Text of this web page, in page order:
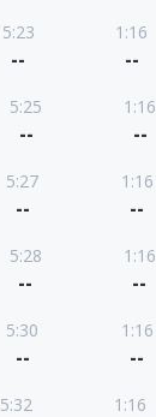
5:23
--
1:16
--
5:25
--
1:16
--
5:27
--
1:16
--
5:28
--
1:16
--
5:30
--
1:16
--
5:32 1:16